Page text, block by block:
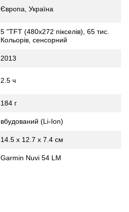
Європа, Україна
5 "TFT (480х272 пікселів), 65 тис.
Кольорів, сенсорний
2013
2.5 ч
184 г
вбудований (Li-Ion)
14.5 x 12.7 x 7.4 см
Garmin Nuvi 54 LM